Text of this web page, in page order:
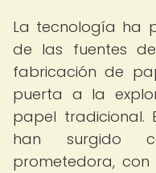
La tecnología ha
de las fuentes
fabricación de
puerta a la
papel tradicional.
han surgido
prometedora,